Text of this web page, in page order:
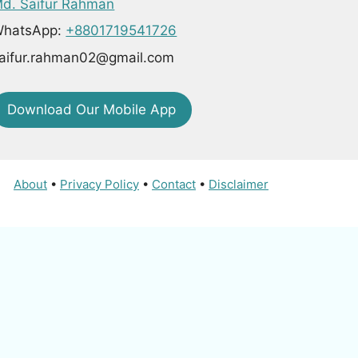
Saifur Rahman
+8801719541726
Download Our Mobile App
About • Privacy Policy • Contact • Disclaimer